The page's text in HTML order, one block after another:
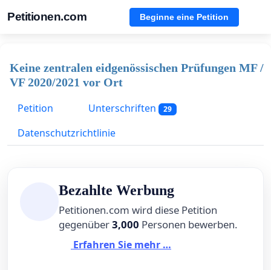
Petitionen.com Beginne eine Petition
Keine zentralen eidgenössischen Prüfungen MF /
VF 2020/2021 vor Ort
Petition
Unterschriften 29
Datenschutzrichtlinie
Bezahlte Werbung
Petitionen.com wird diese Petition
gegenüber3,000 Personen bewerben.
Erfahren Sie mehr …